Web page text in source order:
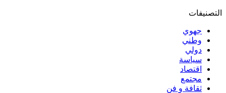
التصنيفات
جهوي
وطني
دولي
سياسة
اقتصاد
مجتمع
ثقافة و فن